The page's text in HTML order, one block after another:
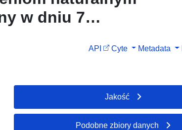
w dniu 7
API Cyte Metadata
Jakość
Podobne zbiory danych